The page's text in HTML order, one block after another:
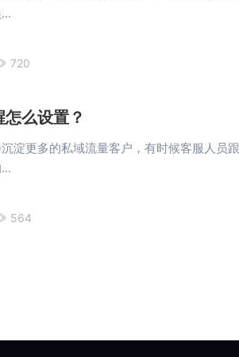
720
么设置？
淀更多的私域流量客户，有时候客服人员
564